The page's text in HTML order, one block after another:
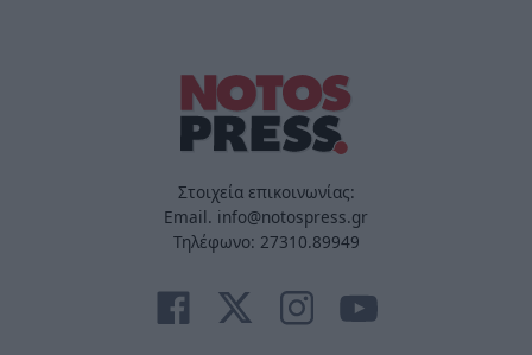
Στοιχεία επικοινωνίας:
Email. info@notospress.gr
Τηλέφωνο: 27310.89949